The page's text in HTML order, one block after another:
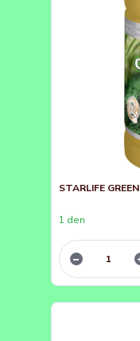
STARLIFE
1 den